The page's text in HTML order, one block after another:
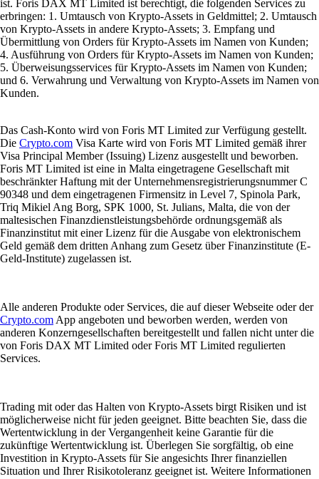
ist. Foris DAX MT Limited ist berechtigt, die folgenden Services zu
erbringen: 1. Umtausch von Krypto-Assets in Geldmittel; 2. Umtausch
von Krypto-Assets in andere Krypto-Assets; 3. Empfang und
Übermittlung von Orders für Krypto-Assets im Namen von Kunden;
4. Ausführung von Orders für Krypto-Assets im Namen von Kunden;
5. Überweisungsservices für Krypto-Assets im Namen von Kunden;
und 6. Verwahrung und Verwaltung von Krypto-Assets im Namen von
Kunden.
Das Cash-Konto wird von Foris MT Limited zur Verfügung gestellt.
Die Crypto.com Visa Karte wird von Foris MT Limited gemäß ihrer
Visa Principal Member (Issuing) Lizenz ausgestellt und beworben.
Foris MT Limited ist eine in Malta eingetragene Gesellschaft mit
beschränkter Haftung mit der Unternehmensregistrierungsnummer C
90348 und dem eingetragenen Firmensitz in Level 7, Spinola Park,
Triq Mikiel Ang Borg, SPK 1000, St. Julians, Malta, die von der
maltesischen Finanzdienstleistungsbehörde ordnungsgemäß als
Finanzinstitut mit einer Lizenz für die Ausgabe von elektronischem
Geld gemäß dem dritten Anhang zum Gesetz über Finanzinstitute (E-
Geld-Institute) zugelassen ist.
Alle anderen Produkte oder Services, die auf dieser Webseite oder der
Crypto.com App angeboten und beworben werden, werden von
anderen Konzerngesellschaften bereitgestellt und fallen nicht unter die
von Foris DAX MT Limited oder Foris MT Limited regulierten
Services.
Trading mit oder das Halten von Krypto-Assets birgt Risiken und ist
möglicherweise nicht für jeden geeignet. Bitte beachten Sie, dass die
Wertentwicklung in der Vergangenheit keine Garantie für die
zukünftige Wertentwicklung ist. Überlegen Sie sorgfältig, ob eine
Investition in Krypto-Assets für Sie angesichts Ihrer finanziellen
Situation und Ihrer Risikotoleranz geeignet ist. Weitere Informationen